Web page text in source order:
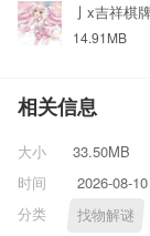
亅x吉祥棋
14.91MB
相关信息
大小
33.50MB
时间
2026-08-
分类
找物解谜